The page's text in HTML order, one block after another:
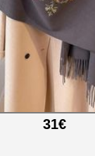
31€